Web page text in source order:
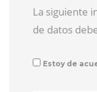
La siguiente
de datos
Estoy de